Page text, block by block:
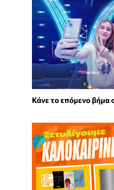
Κάνε το επόμενο